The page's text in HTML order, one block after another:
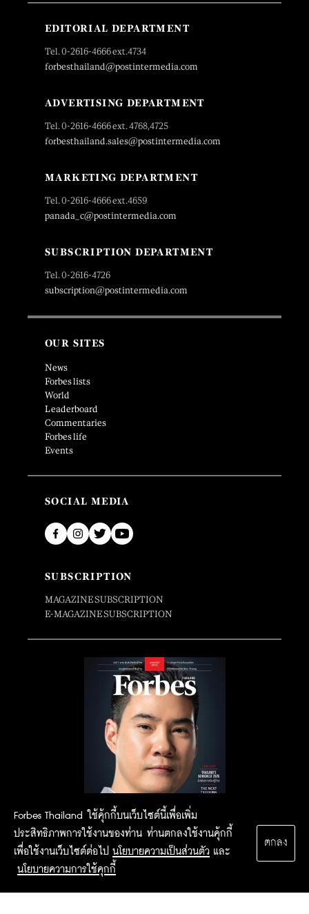
Forbes Thailand ใช้คุ้กกี้บนเว็บไซต์นี้เพื่อเพิ่ม
ประสิทธิภาพการใช้งานของท่าน ท่านตกลงใช้งานคุ้กกี้
เพื่อใช้งานเว็บไซต์ต่อไป นโยบายความเป็นส่วนตัว และ
นโยบายความการใช้คุกกี้
ตกลง
EDITORIAL DEPARTMENT
Tel. 0-2616-4666 ext.4734
forbesthailand@postintermedia.com
ADVERTISING DEPARTMENT
Tel. 0-2616-4666 ext. 4768,4725
forbesthailand.sales@postintermedia.com
MARKETING DEPARTMENT
Tel. 0-2616-4666 ext.4659
panada_c@postintermedia.com
SUBSCRIPTION DEPARTMENT
Tel. 0-2616-4726
subscription@postintermedia.com
OUR SITES
News
Forbes lists
World
Leaderboard
Commentaries
Forbes life
Events
SOCIAL MEDIA
SUBSCRIPTION
MAGAZINE SUBSCRIPTION
E-MAGAZINE SUBSCRIPTION
2015 Forbesthailand.com ALL RIGHTS RESERVED